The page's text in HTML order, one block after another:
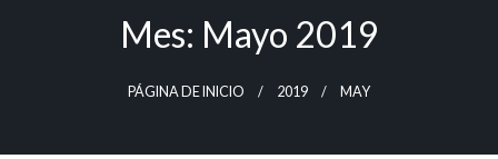
Mes: Mayo 2019
PÁGINA DE INICIO 2019 MAY